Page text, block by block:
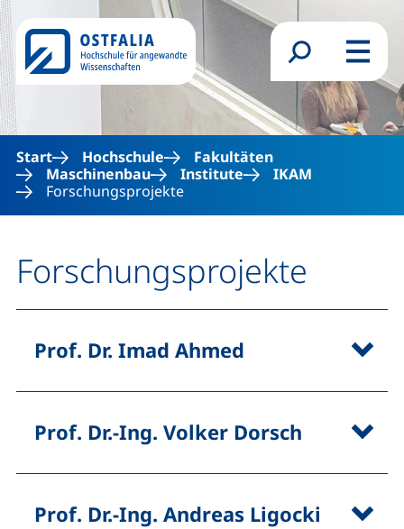
Direkt zum Inhalt
Suchformular
Menü
Start Hochschule
Fakultäten
Maschinenbau
Institute
IKAM
Forschungsprojekte
Forschungsprojekte
Prof. Dr. Imad Ahmed
Prof. Dr.-Ing. Volker Dorsch
Prof. Dr.-Ing. Andreas Ligocki